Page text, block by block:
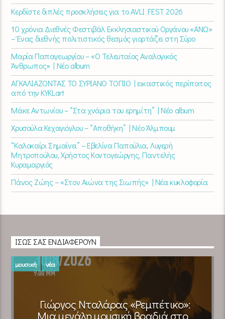
Κερδίστε διπλές προσκλήσεις για το AVLI FEST 2026
10 χρόνια Διεθνές Φεστιβάλ Εκκλησιαστικού Οργάνου «ΑΝΩ»
– Ένας διεθνής πολιτιστικός θεσμός γιορτάζει στη Σύρο​
Μαρία Παπαγεωργίου – «Ο Τελευταίος Αναλογικός
Άνθρωπος» | Νέο album
ΑΓΚΑΛΙΑΖΟΝΤΑΣ ΤΟ ΣΥΡΙΑΝΟ ΤΟΠΙΟ | εικαστικός περίπατος
από την KYKLart
Μάκε Αντωνίου – “Στα χνάρια του ερημίτη” | Νέο album
Χρυσούλα Κεχαγιόγλου – “Αποθήκη” | Νέο Άλμπουμ
“Καλοκαίρι Σημαίνει” – Εβελίνα Παπούλια, Λυγερή
Μητροπούλου, Χρήστος Κοντογεώργης, Παντελής
Κυραμαργιός
Πάνος Ζώης – «Στον Αιώνα της Σιωπής» | Νέα κυκλοφορία
ΊΣΩΣ ΣΑΣ ΕΝΔΙΑΦΈΡΟΥΝ
μουσική νέα
Γιώργος Νταλάρας «Ρεμπέτικο»:
Μια μεγάλη μουσική βραδιά στο